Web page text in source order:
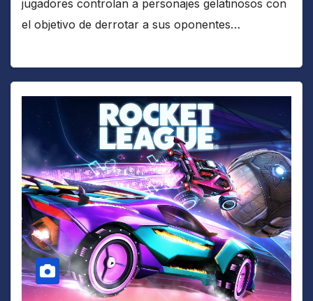
jugadores controlan a personajes gelatinosos con
el objetivo de derrotar a sus oponentes…